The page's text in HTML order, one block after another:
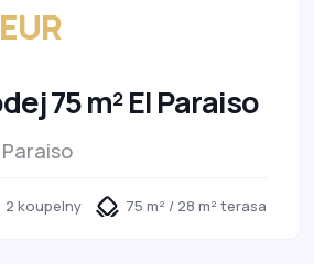
75 m² El Paraiso
Paraiso
2 koupelny 75 m² / 28 m² terasa